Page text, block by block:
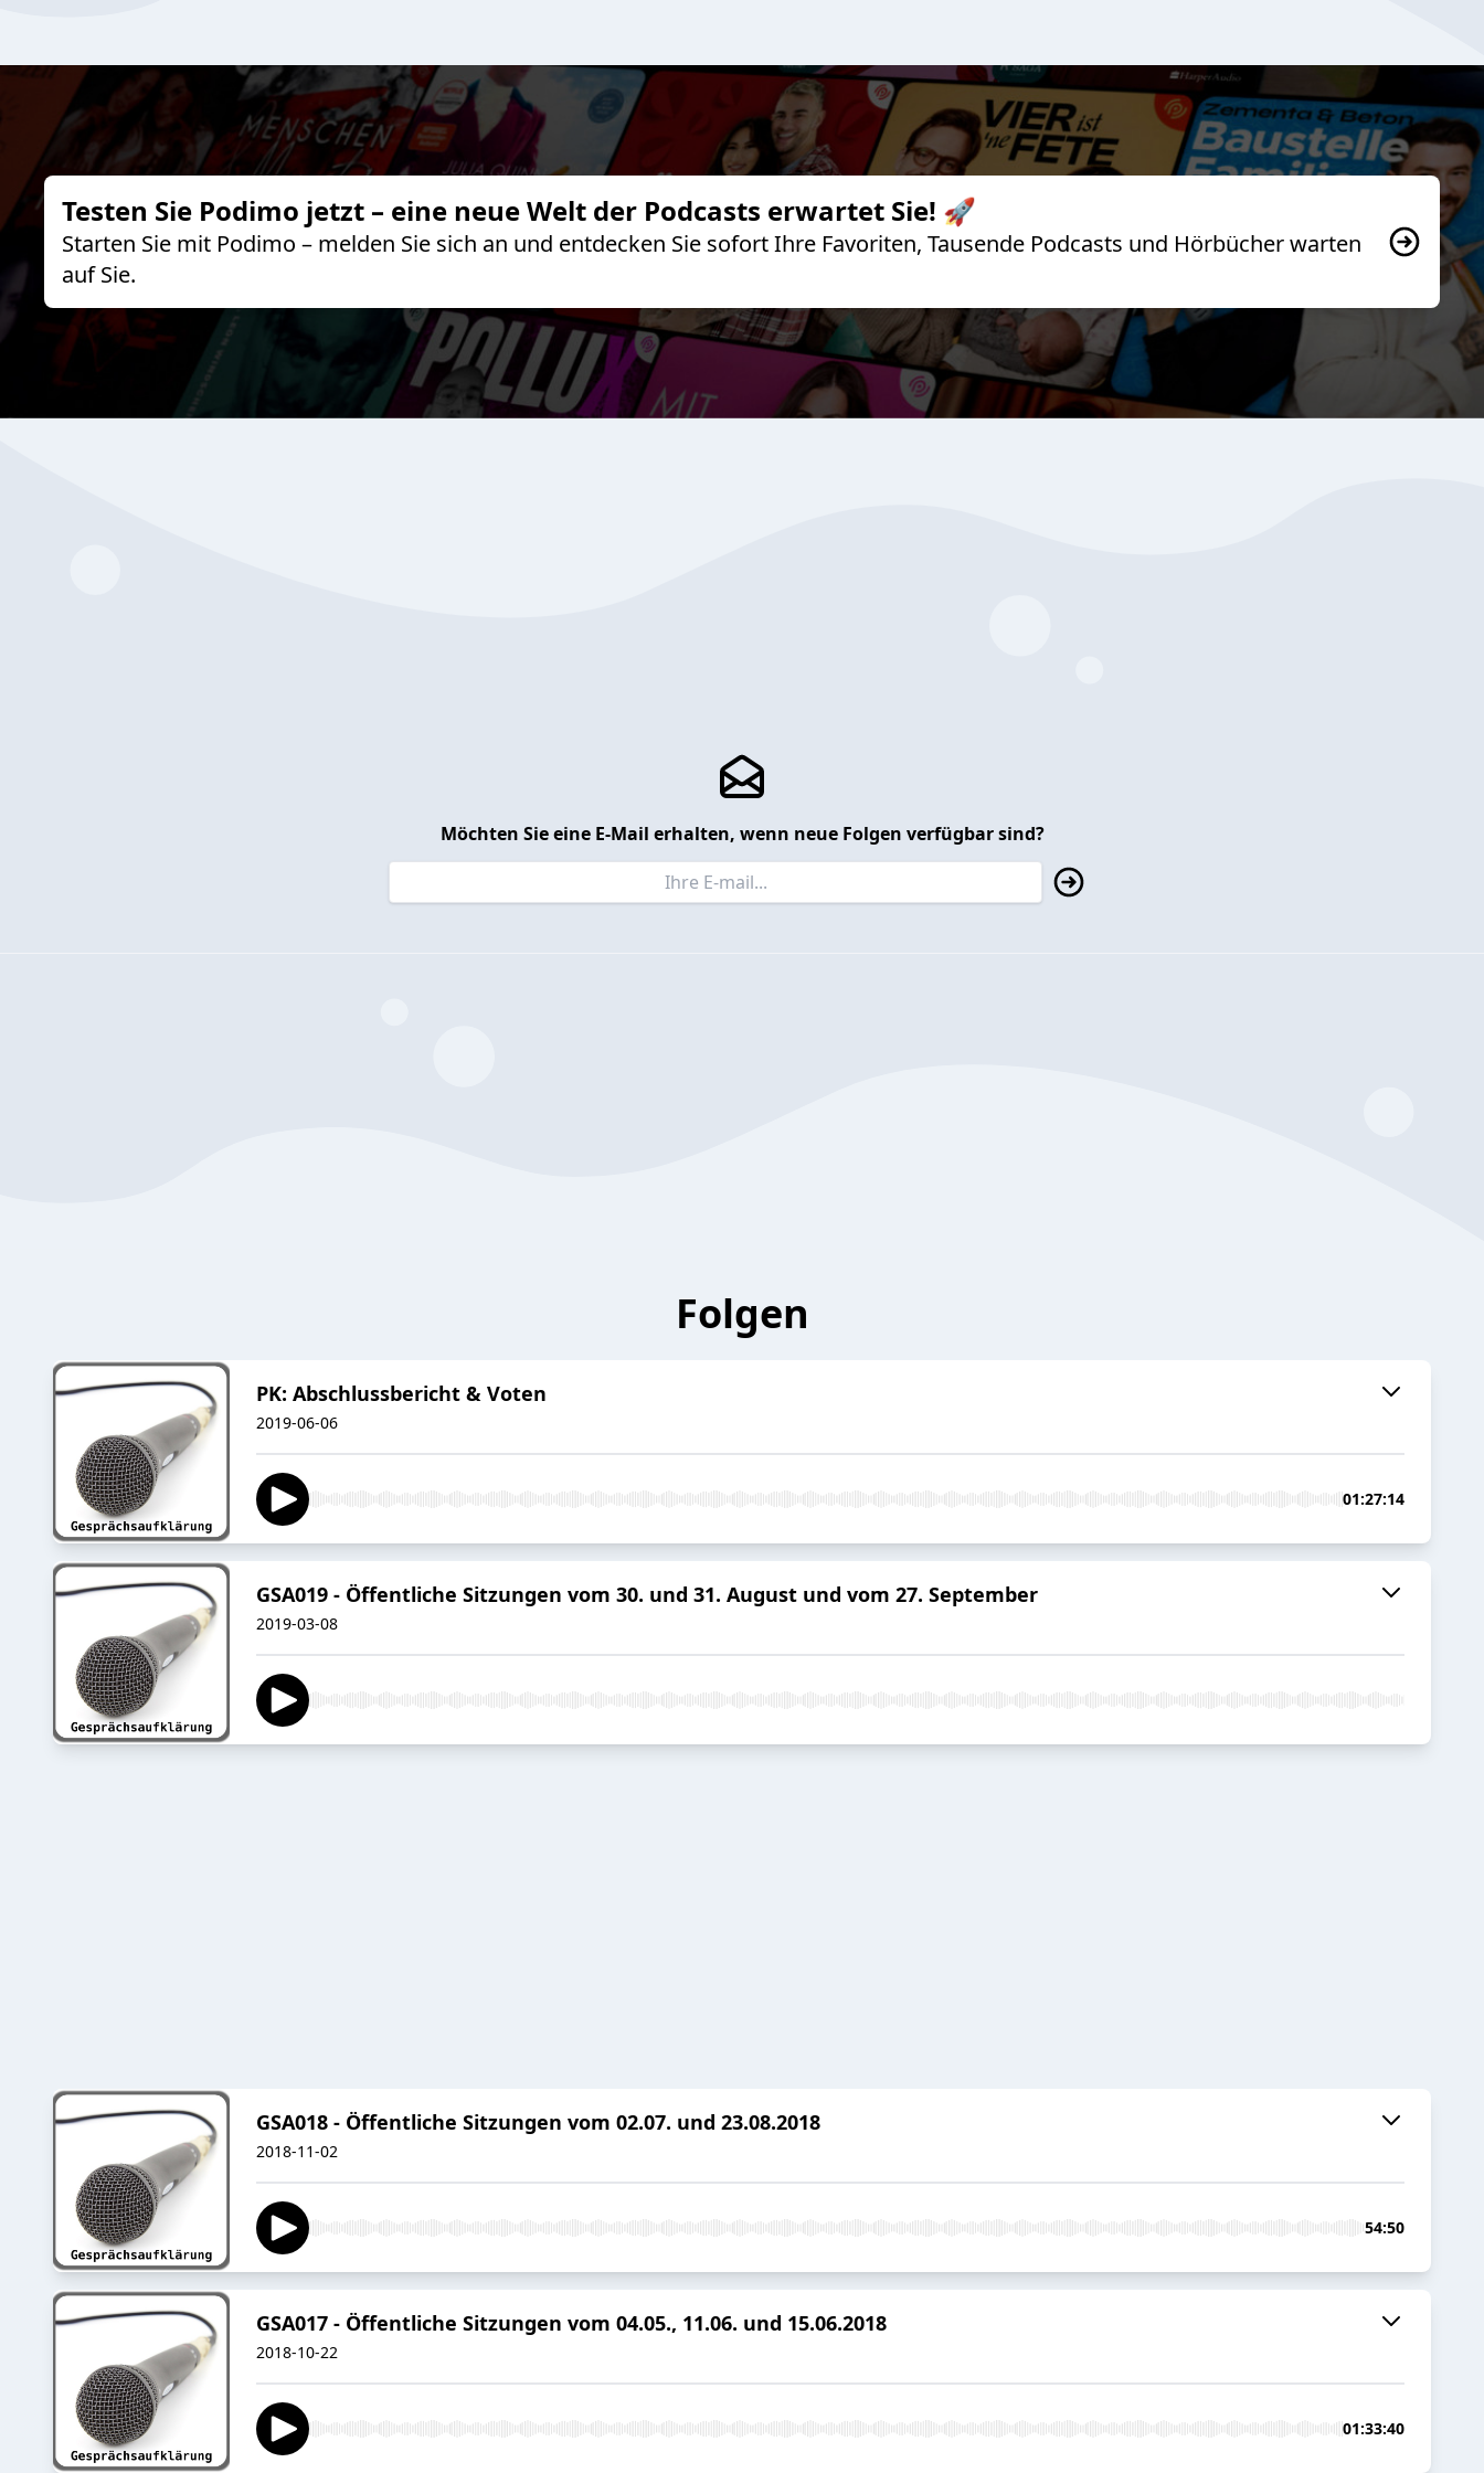
Testen Sie Podimo jetzt – eine neue Welt der Podcasts erwartet Sie! 🚀
Starten Sie mit Podimo – melden Sie sich an und entdecken Sie sofort Ihre Favoriten, Tausende Podcasts und Hörbücher warten
auf Sie.
Möchten Sie eine E-Mail erhalten, wenn neue Folgen verfügbar sind?
Folgen
PK: Abschlussbericht & Voten
2019-06-06
01:27:14
GSA019 - Öffentliche Sitzungen vom 30. und 31. August und vom 27. September
2019-03-08
GSA018 - Öffentliche Sitzungen vom 02.07. und 23.08.2018
2018-11-02
54:50
GSA017 - Öffentliche Sitzungen vom 04.05., 11.06. und 15.06.2018
2018-10-22
01:33:40